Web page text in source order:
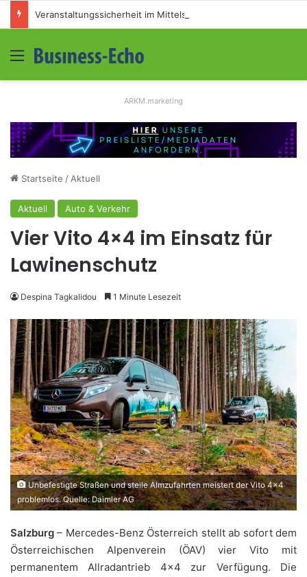
Menü
ARKM.marketing
Startseite / Aktuell
Aktuell Auto & Verkehr
Vier Vito 4×4 im Einsatz für
Lawinenschutz
Despina Tagkalidou 1 Minute Lesezeit
Unbefestigte Straßen und steile Almzufahrten meistert der Vito 4x4
problemlos. Quelle: Daimler AG
Salzburg – Mercedes-Benz Österreich stellt ab sofort dem
Österreichischen Alpenverein (ÖAV) vier Vito mit
permanentem Allradantrieb 4×4 zur Verfügung. Die